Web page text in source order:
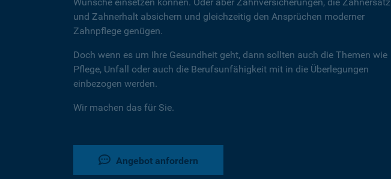
und Zahnerhalt absichern und gleichzeitig den Ansprüchen moderner
Zahnpflege genügen.
Doch wenn es um Ihre Gesundheit geht, dann sollten auch die Themen wie
Pflege, Unfall oder auch die Berufsunfähigkeit mit in die Überlegungen
einbezogen werden.
Wir machen das für Sie.
Angebot anfordern